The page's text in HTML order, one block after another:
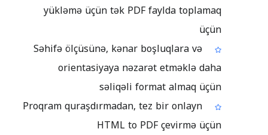
yükləmə üçün tək PDF faylda toplamaq
üçün
Səhifə ölçüsünə, kənar boşluqlara və
orientasiyaya nəzarət etməklə daha
səliqəli format almaq üçün
Proqram quraşdırmadan, tez bir onlayn
HTML to PDF çevirmə üçün